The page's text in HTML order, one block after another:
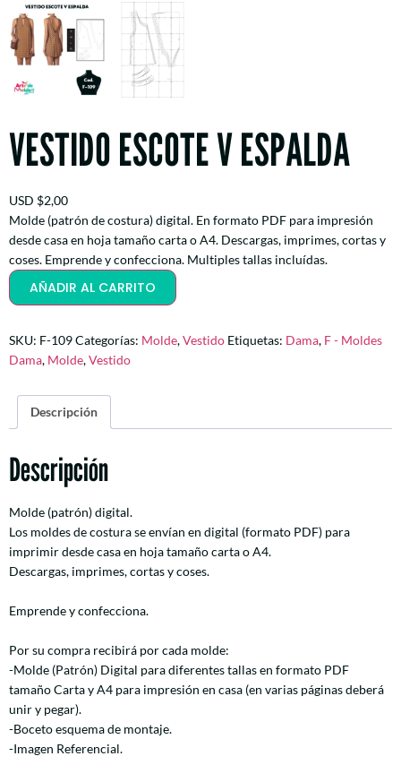
VESTIDO ESCOTE V ESPALDA
USD $2,00
Molde (patrón de costura) digital. En formato PDF para impresión
desde casa en hoja tamaño carta o A4. Descargas, imprimes, cortas y
coses. Emprende y confecciona. Multiples tallas incluídas.
AÑADIR AL CARRITO
SKU: F-109Categorías: Molde,Vestido Etiquetas: Dama, F - Moldes
Dama, Molde,Vestido
Descripción
Descripción
Molde (patrón) digital.
Los moldes de costura se envían en digital (formato PDF) para
imprimir desde casa en hoja tamaño carta o A4.
Descargas, imprimes, cortas y coses.
Emprende y confecciona.
Por su compra recibirá por cada molde:
-Molde (Patrón) Digital para diferentes tallas en formato PDF
tamaño Carta y A4 para impresión en casa (en varias páginas deberá
unir y pegar).
-Boceto esquema de montaje.
-Imagen Referencial.